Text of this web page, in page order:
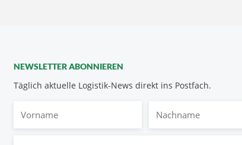
NEWSLETTER ABONNIEREN
Täglich aktuelle Logistik-News direkt ins Postfach.